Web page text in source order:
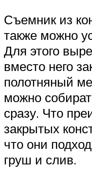
Съемник из
также можно
Для этого
вместо него
полотняный
можно
сразу. Что
закрытых
что они
груш и слив.